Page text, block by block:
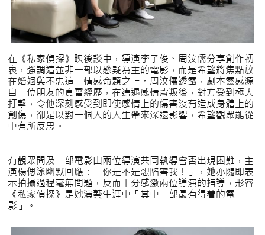
在《私家偵探》映後談中，導演李子俊、周汶儒分享創作初
衷，強調這並非一部以懸疑為主的電影，而是希望將焦點放
在婚姻與不忠這一情感命題之上。周汶儒透露，劇本靈感源
自一位朋友的真實經歷，在遭遇感情背叛後，對方受到極大
打擊，令他深刻感受到即使感情上的傷害沒有造成身體上的
創傷，卻足以對一個人的人生帶來深遠影響，希望觀眾能從
中有所反思。
有觀眾問及一部電影由兩位導演共同執導會否出現困難，主
演楊偲泳幽默回應：「你是不是想陷害我！」，她亦隨即表
示拍攝過程毫無問題，反而十分感激兩位導演的指導，形容
《私家偵探》是她演藝生涯中「其中一部最有得着的電
影」。